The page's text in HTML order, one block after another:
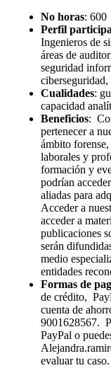
No horas: 600
Perfil
Ingenieros de
áreas de
seguridad
Cualidades:
capacidad
Beneficios:
pertenecer a
ámbito
laborales y
formación y
podrían
aliadas para
Acceder a
acceder a
publicaciones
serán
medio
entidades
Formas de
de crédito,
cuenta de
9001628567.
PayPal o
evaluar tu caso.